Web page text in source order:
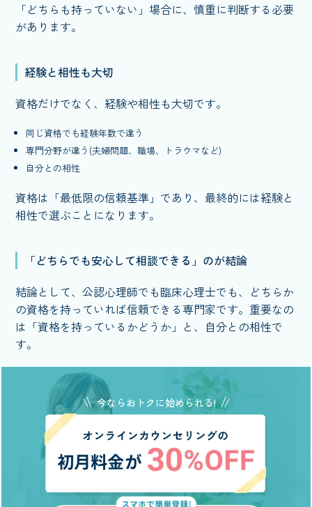
「どちらも持っていない」場合に、慎重に判断する必要
があります。
経験と相性も大切
資格だけでなく、経験や相性も大切です。
同じ資格でも経験年数で違う
専門分野が違う(夫婦問題、職場、トラウマなど)
自分との相性
資格は「最低限の信頼基準」であり、最終的には経験と
相性で選ぶことになります。
「どちらでも安心して相談できる」のが結論
結論として、公認心理師でも臨床心理士でも、どちらか
の資格を持っていれば信頼できる専門家です。重要なの
は「資格を持っているかどうか」と、自分との相性で
す。
今ならおトクに始められる!